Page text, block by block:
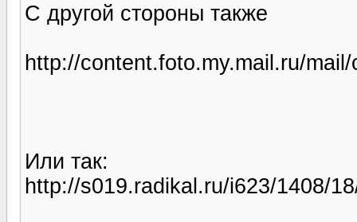
С другой стороны также
http://content.foto.my.mail.ru/
Или так:
http://s019.radikal.ru/i623/1408/